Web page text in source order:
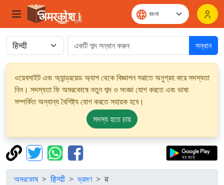
সন্ধান
ওয়েবসাইট এবং অ্যান্ড্রয়েড অ্যাপ থেকে বিজ্ঞাপন সরাতে অনুগ্রহ করে সদস্যতা
নিন। সদস্যতা ফি অমরকোষে নতুন শব্দ ও সংজ্ঞা যোগ করতে এবং ভাষা
সম্পর্কিত অন্যান্য বৈশিষ্ট্য যোগ করতে সহায়ক হবে।
সদস্য হতে চায়
অমরকোষ हिन्दी ভ্রমণ ब